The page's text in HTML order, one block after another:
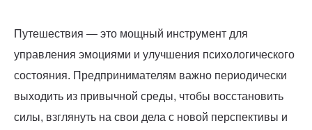
Путешествия — это мощный инструмент для
управления эмоциями и улучшения психологического
состояния. Предпринимателям важно периодически
выходить из привычной среды, чтобы восстановить
силы, взглянуть на свои дела с новой перспективы и